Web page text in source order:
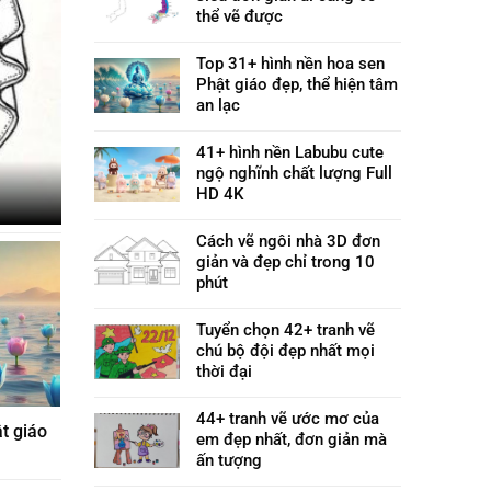
giáo
thể vẽ được
Top 31+ hình nền hoa sen
Phật giáo đẹp, thể hiện tâm
an lạc
41+ hình nền Labubu cute
ngộ nghĩnh chất lượng Full
HD 4K
Cách vẽ ngôi nhà 3D đơn
giản và đẹp chỉ trong 10
phút
Tuyển chọn 42+ tranh vẽ
chú bộ đội đẹp nhất mọi
thời đại
44+ tranh vẽ ước mơ của
em đẹp nhất, đơn giản mà
ấn tượng